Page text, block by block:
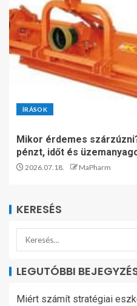
ÍRÁSOK
Mikor érdemes
pénzt, időt és
2026.07.18. MaPharm
KERESÉS
LEGUTÓBBI
Miért számít stratégiai